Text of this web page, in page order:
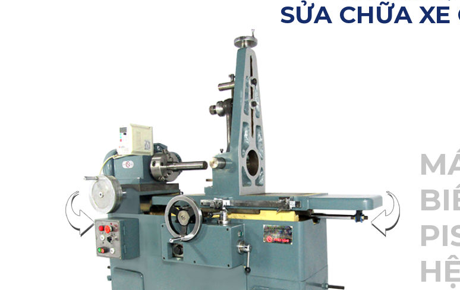
SỬA CHỮA XE